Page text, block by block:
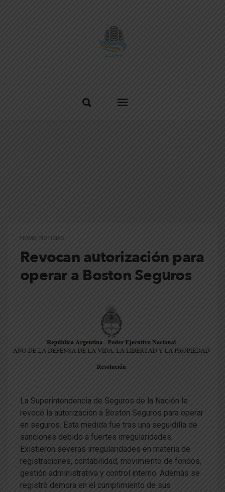
HOME NOTICIAS
Revocan autorización para
operar a Boston Seguros
La Superintendencia de Seguros de la Nación le
revocó la autorización a Boston Seguros para operar
en seguros. Esta medida fue tras una seguidilla de
sanciones debido a fuertes irregularidades.
Existieron severas irregularidades en materia de
registraciones, contabilidad, movimiento de fondos,
gestión administrativa y control interno. Además se
registró demora en el cumplimiento de sus